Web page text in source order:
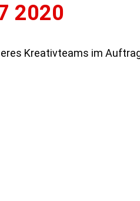
2020
Kreativteams im